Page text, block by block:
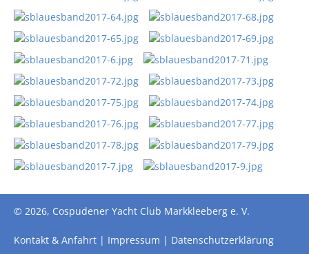
© 2026, Cospudener Yacht Club Markkleeberg e. V.
Kontakt & Anfahrt Impressum Datenschutzerklärung